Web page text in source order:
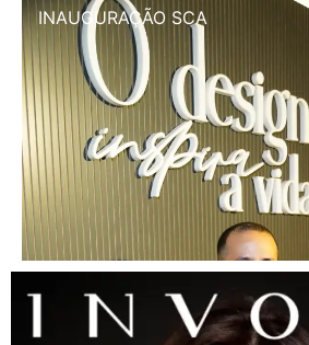
INAUGURAÇÃO SCA